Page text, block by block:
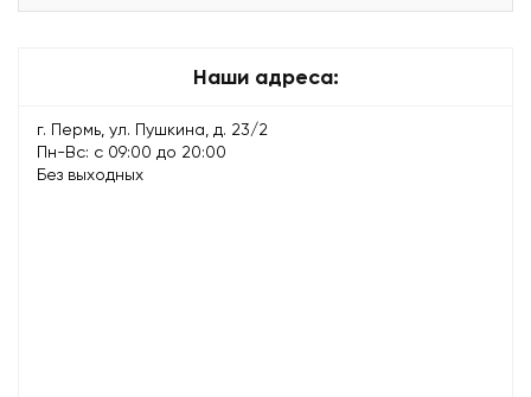
Наши адреса:
г. Пермь, ул. Пушкина, д. 23/2
Пн-Вс: с 09:00 до 20:00
Без выходных